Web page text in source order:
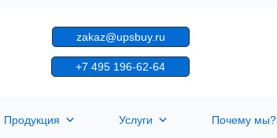
zakaz@upsbuy.ru
+7 495 196-62-64
Продукция Услуги Почему мы?